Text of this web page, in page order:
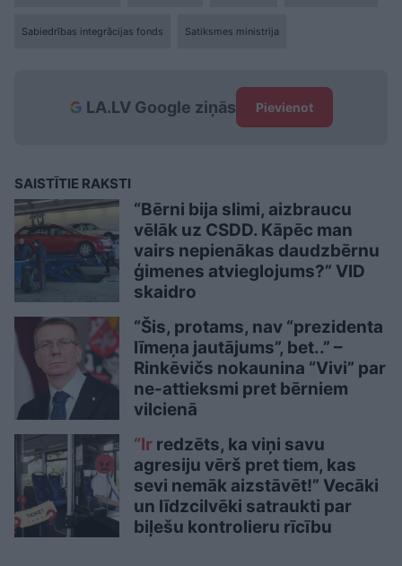
Sabiedrības integrācijas fonds Satiksmes ministrija
LA.LV Google ziņās Pievienot
SAISTĪTIE RAKSTI
“Bērni bija slimi, aizbraucu
vēlāk uz CSDD. Kāpēc man
vairs nepienākas daudzbērnu
ģimenes atvieglojums?” VID
skaidro
“Šis, protams, nav “prezidenta
līmeņa jautājums”, bet..” –
Rinkēvičs nokaunina “Vivi” par
ne-attieksmi pret bērniem
vilcienā
“Ir redzēts, ka viņi savu
agresiju vērš pret tiem, kas
sevi nemāk aizstāvēt!” Vecāki
un līdzcilvēki satraukti par
biļešu kontrolieru rīcību